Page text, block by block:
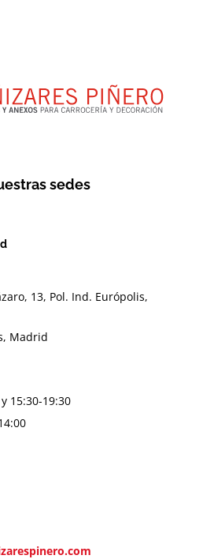
sedes
13, Pol. Ind. Európolis,
Madrid
15:30-19:30